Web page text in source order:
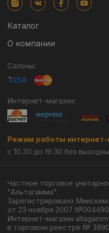
Каталог
О компании
Салоны:
Интернет-магазин:
Режим работы интернет-
с 10.30 до 19.30 без
Частное торговое
"Альтагамма".
Зарегистрировано
от 23 ноября 2007
Интернет-магазин
в торговом реестре №